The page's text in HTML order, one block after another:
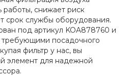
работы, снижает риск
срок службы оборудования.
под артикул KOA878760 и
посадочного
фильтр у нас, вы
элемент для надежной